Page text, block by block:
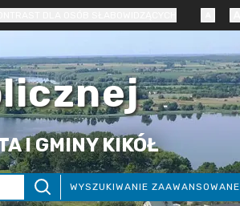
I GMINY KIKÓŁ
WYSZUKIWANIE ZAAWANSOWANE